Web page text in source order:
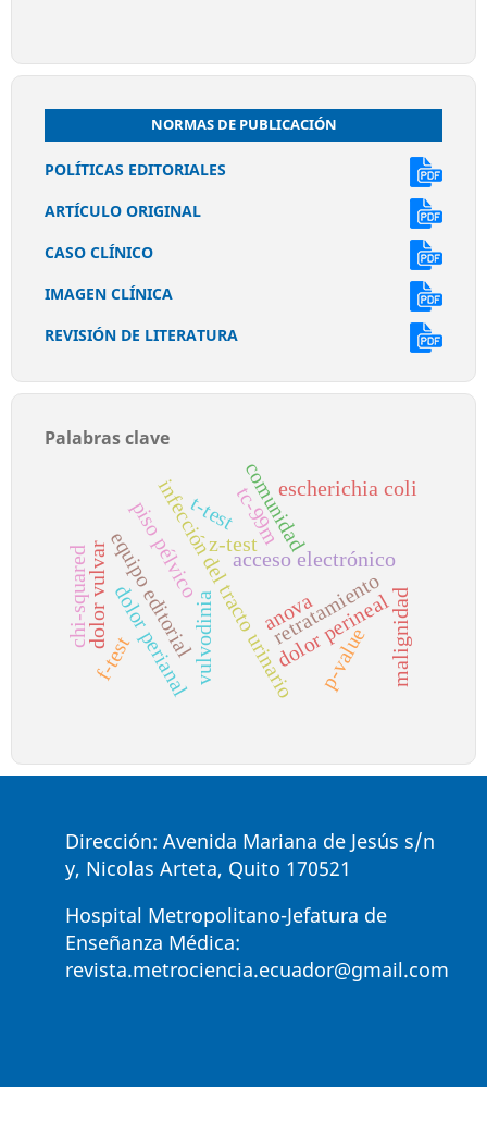
NORMAS DE PUBLICACIÓN
POLÍTICAS EDITORIALES
ARTÍCULO ORIGINAL
CASO CLÍNICO
IMAGEN CLÍNICA
REVISIÓN DE LITERATURA
Palabras clave
equipo editorial acceso electrónico
infección del tracto urinario
comunidadescherichia coli
dolor perineal
vulvodinia
dolor vulvardolor perianal
piso pélvico
retratamiento
p-value
z-test
t-test
anova
chi-squared
f-test malignidad
tc-99m
Dirección: Avenida Mariana de Jesús s/n
y, Nicolas Arteta, Quito 170521
Hospital Metropolitano-Jefatura de
Enseñanza Médica:
revista.metrociencia.ecuador@gmail.com